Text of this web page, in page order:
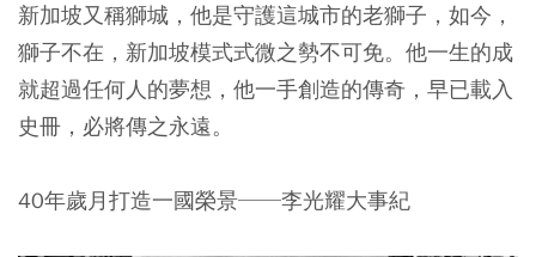
新加坡又稱獅城，他是守護這城市的老獅子，如今，
獅子不在，新加坡模式式微之勢不可免。他一生的成
就超過任何人的夢想，他一手創造的傳奇，早已載入
史冊，必將傳之永遠。
40年歲月打造一國榮景──李光耀大事紀